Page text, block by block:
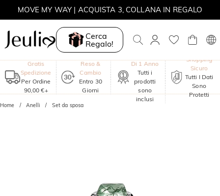
MOVE MY WAY | ACQUISTA 3, COLLANA IN REGALO
Cerca
Regalo!
Gratis
Spedizione
Per Ordine
90,00 €+
Reso &
Cambio
Entro 30
Giorni
Di 1 Anno
Tutti i
prodotti
sono
inclusi
Shopping
Sicuro
Tutti I Dati
Sono
Protetti
Home Anelli Set da sposa